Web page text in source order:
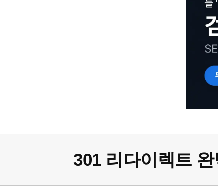
301 리다이렉트